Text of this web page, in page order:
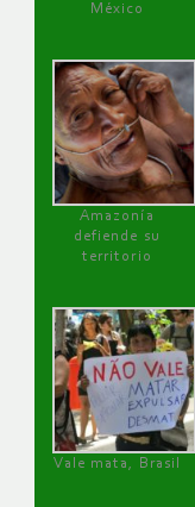
México
Amazonía
defiende su
territorio
Vale mata, Brasil